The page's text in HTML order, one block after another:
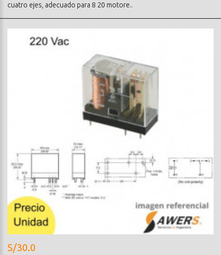
cuatro ejes, adecuado para 8 20 motore..
S/30.0